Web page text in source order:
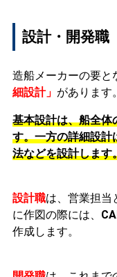
設計・開発職
造船メーカーの要と
細設計」 があります。
基本設計は、船全体
す。一方の詳細設計
法などを設計します
設計職は、営業担当
に作図の際には、
作成します。